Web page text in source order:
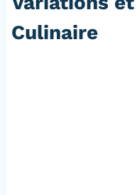
Culinaire